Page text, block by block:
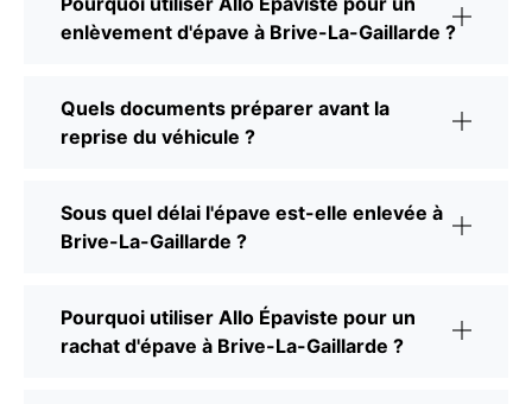
enlèvement d'épave à Brive-La-Gaillarde ?
Quels documents préparer avant la
reprise du véhicule ?
Sous quel délai l'épave est-elle enlevée à
Brive-La-Gaillarde ?
Pourquoi utiliser Allo Épaviste pour un
rachat d'épave à Brive-La-Gaillarde ?